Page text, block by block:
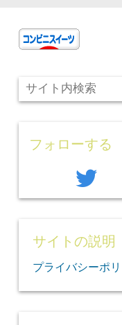
フォローする
twitter
サイトの説明
プライバシーポ